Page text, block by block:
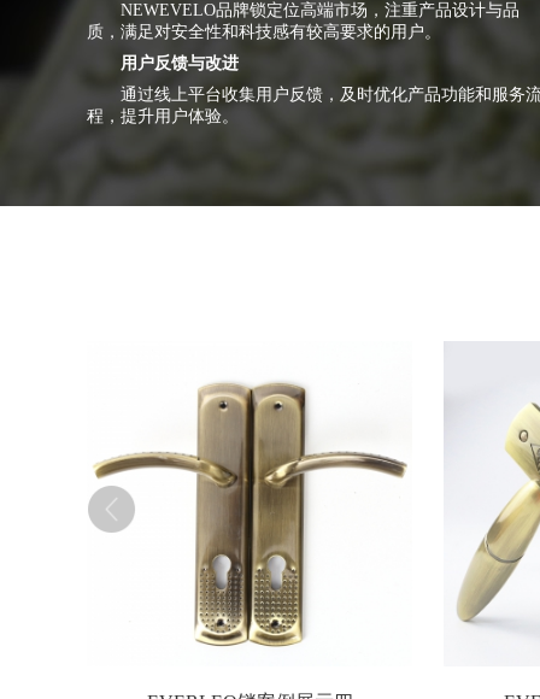
NEWEVELO品牌锁定位高端市场，注重产品设计与品
质，满足对安全性和科技感有较高要求的用户。
用户反馈与改进
通过线上平台收集用户反馈，及时优化产品功能和服务
程，提升用户体验。